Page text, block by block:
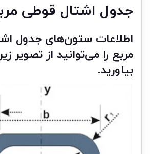
جدول اشتال قوطی
اطلاعات ستون‌های جدول
مربع را می‌توانید از تصویر
بیاورید.